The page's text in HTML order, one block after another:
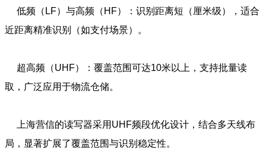
低频（LF）与高频（HF）：识别距离短（厘米级），适合
近距离精准识别（如支付场景）。
超高频（UHF）：覆盖范围可达10米以上，支持批量读
取，广泛应用于物流仓储。
上海营信的读写器采用UHF频段优化设计，结合多天线布
局，显著扩展了覆盖范围与识别稳定性。